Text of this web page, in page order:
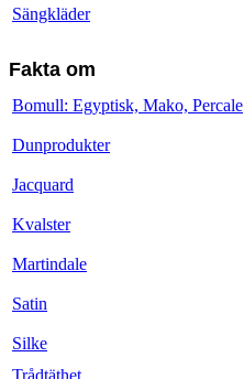
Sängkläder
Fakta om
Bomull: Egyptisk, Mako, Percale
Dunprodukter
Jacquard
Kvalster
Martindale
Satin
Silke
Trådtäthet